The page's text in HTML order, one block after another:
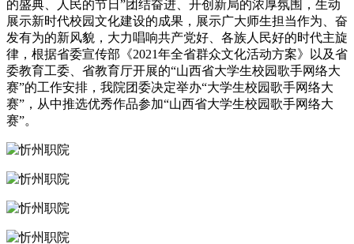
的盛典、人民的节日”团结奋进、开创新局的浓厚氛围，生动
展示新时代校园文化建设的成果，展示广大师生担当作为、奋
发有为的新风貌，大力唱响共产党好、各族人民好的时代主旋
律，根据省委宣传部《2021年全省群众文化活动方案》以及省
委教育工委、省教育厅开展的“山西省大学生校园歌手网络大
赛”的工作安排，我院团委决定举办“大学生校园歌手网络大
赛”，从中推选优秀作品参加“山西省大学生校园歌手网络大
赛”。